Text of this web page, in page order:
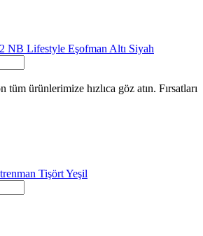
NB Lifestyle Eşofman Altı Siyah
tüm ürünlerimize hızlıca göz atın. Fırsatları
Tişört Yeşil